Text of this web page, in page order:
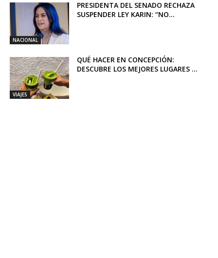
NACIONAL
PRESIDENTA DEL SENADO RECHAZA
SUSPENDER LEY KARIN: “NO...
VIAJES
QUÉ HACER EN CONCEPCIÓN:
DESCUBRE LOS MEJORES LUGARES ...